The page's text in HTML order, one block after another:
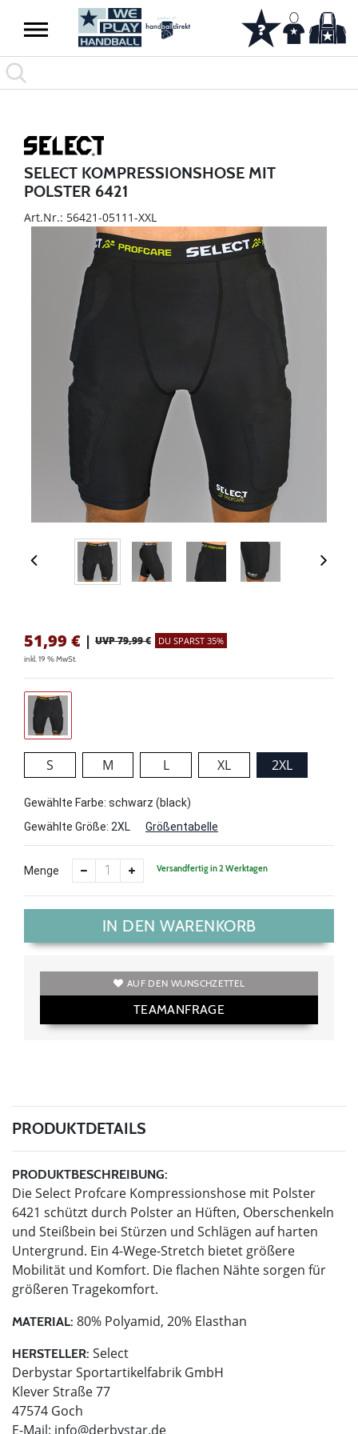
SELECT KOMPRESSIONSHOSE MIT
POLSTER 6421
Art.Nr.: 56421-05111-XXL
51,99 € | UVP 79,99 € DU SPARST 35%
inkl. 19 % MwSt.
S M L XL 2XL
Gewählte Farbe: schwarz (black)
Gewählte Größe: 2XL Größentabelle
Menge Versandfertig in 2 Werktagen
IN DEN WARENKORB
AUF DEN WUNSCHZETTEL
TEAMANFRAGE
PRODUKTDETAILS
PRODUKTBESCHREIBUNG:
Die Select Profcare Kompressionshose mit Polster
6421 schützt durch Polster an Hüften, Oberschenkeln
und Steißbein bei Stürzen und Schlägen auf harten
Untergrund. Ein 4-Wege-Stretch bietet größere
Mobilität und Komfort. Die flachen Nähte sorgen für
größeren Tragekomfort.
MATERIAL: 80% Polyamid, 20% Elasthan
HERSTELLER: Select
Derbystar Sportartikelfabrik GmbH
Klever Straße 77
47574 Goch
E-Mail: info@derbystar.de